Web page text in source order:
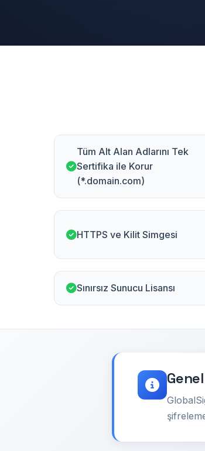
Tüm Alt Alan Adlarını Tek
Sertifika ile Korur
(*.domain.com)
HTTPS ve Kilit Simgesi
Sınırsız Sunucu Lisansı